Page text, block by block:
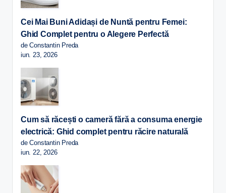
Cei Mai Buni Adidași de Nuntă pentru Femei:
Ghid Complet pentru o Alegere Perfectă
de Constantin Preda
iun. 23, 2026
Cum să răcești o cameră fără a consuma energie
electrică: Ghid complet pentru răcire naturală
de Constantin Preda
iun. 22, 2026